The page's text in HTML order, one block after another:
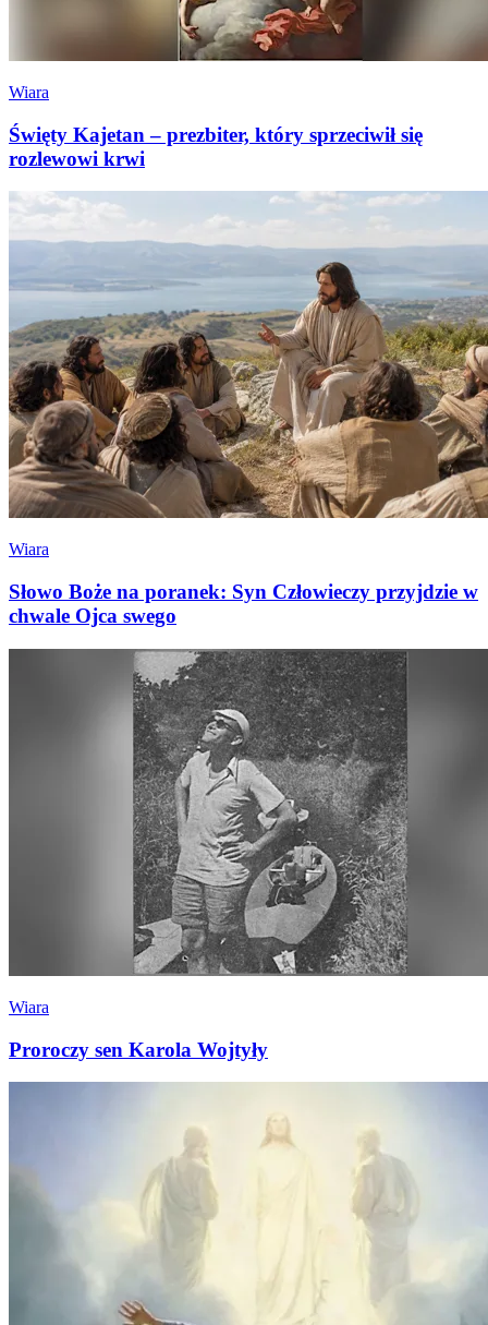
Wiara
Święty Kajetan – prezbiter, który sprzeciwił się
rozlewowi krwi
Wiara
Słowo Boże na poranek: Syn Człowieczy przyjdzie w
chwale Ojca swego
Wiara
Proroczy sen Karola Wojtyły